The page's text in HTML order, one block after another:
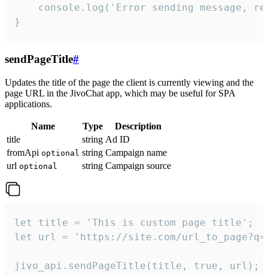
console.log('Error sending message,
}
sendPageTitle#
Updates the title of the page the client is currently viewing and the
page URL in the JivoChat app, which may be useful for SPA
applications.
Name Type
Description
title
string Ad ID
fromApi optional string Campaign name
url optional string Campaign source
let title = 'This is custom page title';
let url = 'https://site.com/
jivo_api.sendPageTitle(title, true, url);